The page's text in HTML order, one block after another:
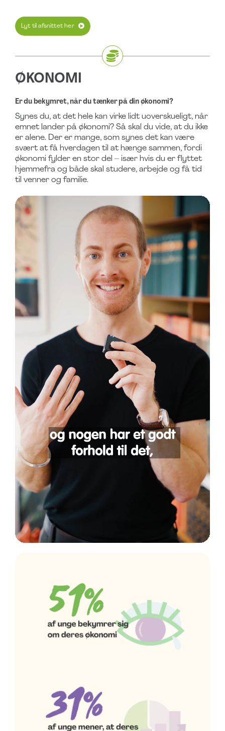
Lyt til afsnittet her
ØKONOMI
Er du bekymret, når du tænker på din økonomi?
Synes du, at det hele kan virke lidt uoverskueligt, når
emnet lander på økonomi? Så skal du vide, at du ikke
er alene. Der er mange, som synes det kan være
svært at få hverdagen til at hænge sammen, fordi
økonomi fylder en stor del – især hvis du er flyttet
hjemmefra og både skal studere, arbejde og få tid
til venner og familie.